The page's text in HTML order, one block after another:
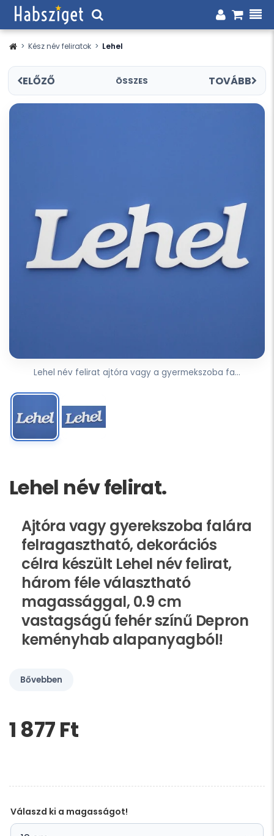
> Kész név feliratok > Lehel
ELŐZŐ ÖSSZES TOVÁBB
Lehel név felirat ajtóra vagy a gyermekszoba fa...
Lehel név felirat.
Ajtóra vagy gyerekszoba falára
felragasztható, dekorációs
célra készült Lehel név felirat,
három féle választható
magassággal, 0.9 cm
vastagságú fehér színű Depron
keményhab alapanyagból!
Bővebben
Kérem,
hagyja
1 877 Ft‎
Válaszd ki a magasságot!